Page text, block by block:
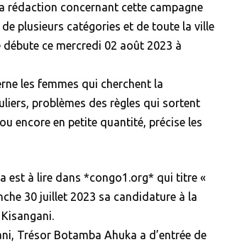
rédaction concernant cette campagne
plusieurs catégories et de toute la ville
ce mercredi 02 août 2023 à
les femmes qui cherchent la
problèmes des règles qui sortent
encore en petite quantité, précise les
est à lire dans *congo1.org* qui titre «
30 juillet 2023 sa candidature à la
Trésor Botamba Ahuka a d’entrée de